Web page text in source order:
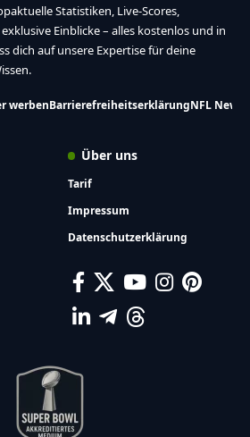
Statistiken, Live-Scores,
Einblicke – alles kostenlos und in
dich auf unsere Expertise für deine
werbenBarrierefreiheitserklärungNFL News
Über uns
Tarif
Impressum
Datenschutzerklärung